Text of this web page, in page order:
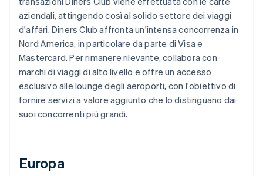
aziendali, attingendo così al solido settore dei viaggi
d'affari. Diners Club affronta un'intensa concorrenza in
Nord America, in particolare da parte di Visa e
Mastercard. Per rimanere rilevante, collabora con
marchi di viaggi di alto livello e offre un accesso
esclusivo alle lounge degli aeroporti, con l'obiettivo di
fornire servizi a valore aggiunto che lo distinguano dai
suoi concorrenti più grandi.
Europa